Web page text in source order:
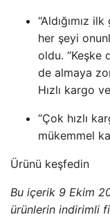
“Aldığımız
her şeyi
oldu. “Keşke
de almaya
Hızlı kargo
“Çok hızlı
mükemmel
Ürünü keşfedin
Bu içerik 9 Ekim
ürünlerin indirimli